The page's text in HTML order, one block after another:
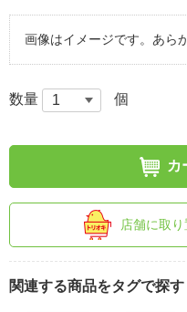
画像はイメージです。あら
数量 個
カ
店舗に取り
関連する商品をタグで探す